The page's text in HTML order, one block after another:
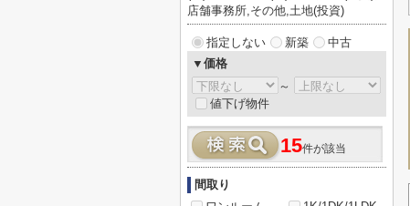
店舗事務所,その他,土地(投資)
指定しない 新築
中古
▼価格
～
値下げ物件
15件が該当
間取り